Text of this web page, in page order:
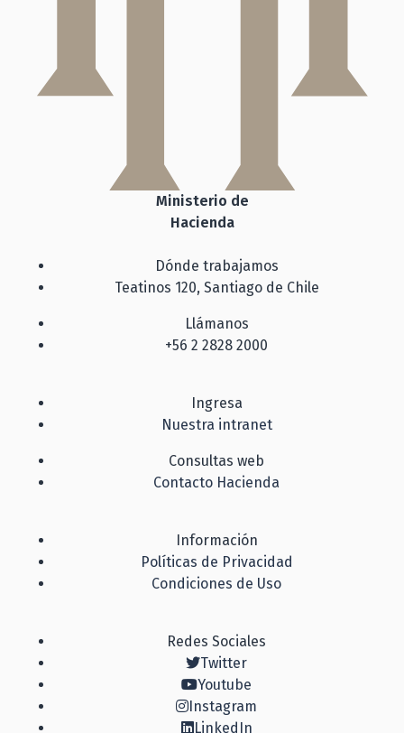
Ministerio de
Hacienda
Dónde trabajamos
Teatinos 120, Santiago de Chile
Llámanos
+56 2 2828 2000
Ingresa
Nuestra intranet
Consultas web
Contacto Hacienda
Información
Políticas de Privacidad
Condiciones de Uso
Redes Sociales
Twitter
Youtube
Instagram
LinkedIn